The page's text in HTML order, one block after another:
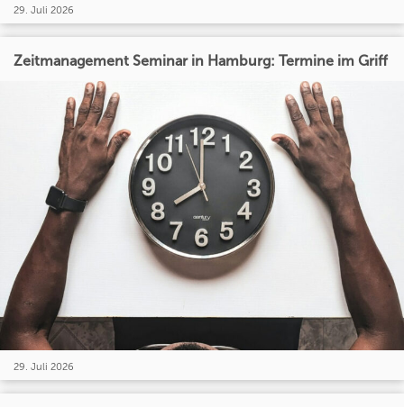
29. Juli 2026
Zeitmanagement Seminar in Hamburg: Termine im Griff
29. Juli 2026